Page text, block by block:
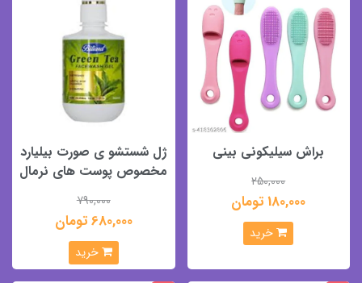
براش سیلیکونی بینی
250,000
180,000 تومان
خرید
ژل شستشو ی صورت بیلیارد
مخصوص پوست های نرمال
790,000
680,000 تومان
خرید